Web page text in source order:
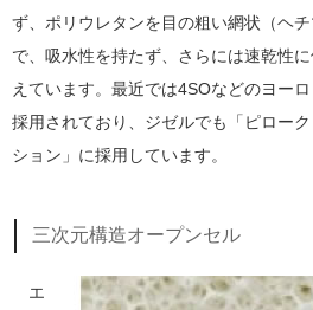
ず、ポリウレタンを目の粗い網状（ヘ
で、吸水性を持たず、さらには速乾性
えています。最近では4SOなどのヨー
採用されており、ジゼルでも「ピロー
ション」に採用しています。
三次元構造オープンセル
エ